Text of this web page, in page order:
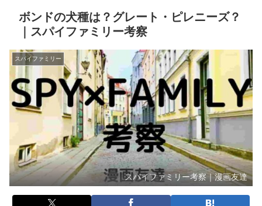
ボンドの犬種は？グレート・ピレニーズ？
｜スパイファミリー考察
スパイファミリー
スパイファミリー考察｜漫画友達